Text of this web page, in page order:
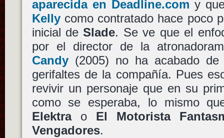
aparecida en Deadline.com y
Kellycomo contratado hace poco
inicial deSlade. Se ve que el
por el director de la
Candy(2005) no ha acabado de
gerifaltes de la compañía. Pues
revivir un personaje que en su
como se esperaba, lo mismo
Elektrao El Motorista
Vengadores.